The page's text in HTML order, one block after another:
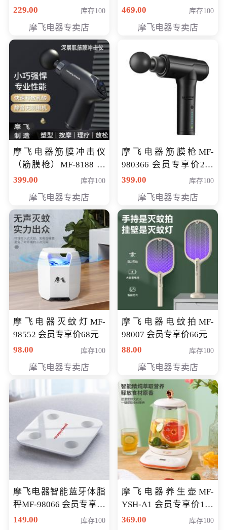
168元
229.00 库存100
摩飞电器专卖店
MF-HG30 ） 会员专享价
469.00 库存100
摩飞电器专卖店
摩飞电器筋膜冲击仪
（筋膜枪）MF-8188 会
员专享价268元
399.00 库存100
摩飞电器专卖店
摩飞电器筋膜枪MF-
980366 会员专享价299
元
399.00 库存100
摩飞电器专卖店
摩飞电器灭蚊灯MF-
98552 会员专享价68元
98.00
库存100
摩飞电器专卖店
摩飞电器电蚊拍MF-
98007 会员专享价66元
88.00
库存100
摩飞电器专卖店
摩飞电器智能蓝牙体脂
秤MF-98066 会员专享价
98元
149.00 库存100
摩飞电器养生壶MF-
YSH-A1 会员专享价198
元
369.00 库存100